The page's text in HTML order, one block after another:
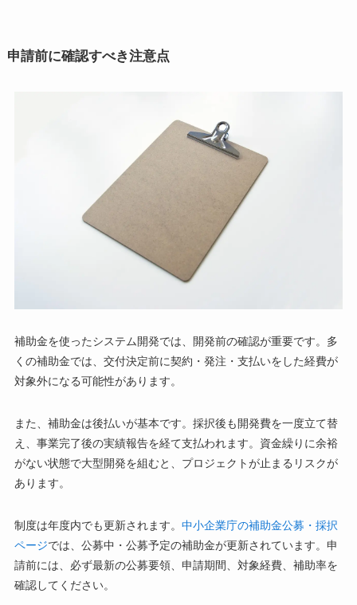
申請前に確認すべき注意点
補助金を使ったシステム開発では、開発前の確認が重要です。多
くの補助金では、交付決定前に契約・発注・支払いをした経費が
対象外になる可能性があります。
また、補助金は後払いが基本です。採択後も開発費を一度立て替
え、事業完了後の実績報告を経て支払われます。資金繰りに余裕
がない状態で大型開発を組むと、プロジェクトが止まるリスクが
あります。
制度は年度内でも更新されます。 中小企業庁の補助金公募・採択
ページでは、公募中・公募予定の補助金が更新されています。申
請前には、必ず最新の公募要領、申請期間、対象経費、補助率を
確認してください。